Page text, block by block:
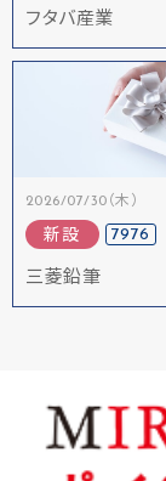
フタバ産業
2026/07/30（木）
新設 7976
三菱鉛筆